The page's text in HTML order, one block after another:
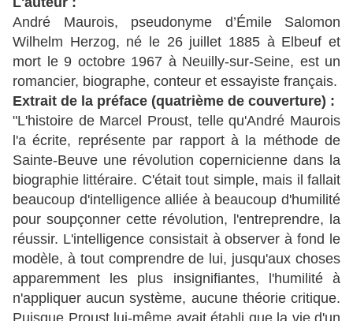
André Maurois, pseudonyme d’Émile Salomon
Wilhelm Herzog, né le 26 juillet 1885 à Elbeuf et
mort le 9 octobre 1967 à Neuilly-sur-Seine, est un
romancier, biographe, conteur et essayiste français.
Extrait de la préface (quatrième de couverture) :
"L'histoire de Marcel Proust, telle qu'André Maurois
l'a écrite, représente par rapport à la méthode de
Sainte-Beuve une révolution copernicienne dans la
biographie littéraire. C'était tout simple, mais il fallait
beaucoup d'intelligence alliée à beaucoup d'humilité
pour soupçonner cette révolution, l'entreprendre, la
réussir. L'intelligence consistait à observer à fond le
modèle, à tout comprendre de lui, jusqu'aux choses
apparemment les plus insignifiantes, l'humilité à
n'appliquer aucun système, aucune théorie critique.